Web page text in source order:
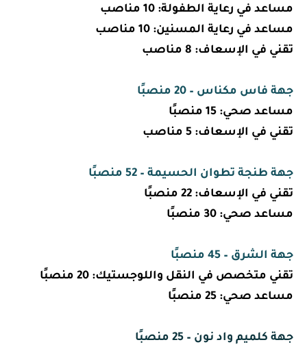
مساعد في رعاية الطفولة: 10 مناصب
مساعد في رعاية المسنين: 10 مناصب
تقني في الإسعاف: 8 مناصب
جهة فاس مكناس – 20 منصبًا
مساعد صحي: 15 منصبًا
تقني في الإسعاف: 5 مناصب
جهة طنجة تطوان الحسيمة – 52 منصبًا
تقني في الإسعاف: 22 منصبًا
مساعد صحي: 30 منصبًا
جهة الشرق – 45 منصبًا
تقني متخصص في النقل واللوجستيك: 20 منصبًا
مساعد صحي: 25 منصبًا
جهة كلميم واد نون – 25 منصبًا